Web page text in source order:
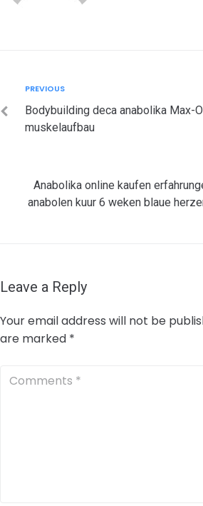
navigation
Previous
PREVIOUS
Bodybuilding deca anabolika Max-
muskelaufbau
Anabolika online kaufen
anabolen kuur 6 weken blaue
Leave a Reply
Your email address will not be
are marked *